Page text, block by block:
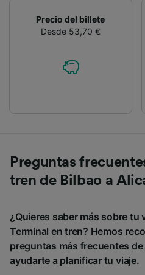
Precio del billete
Desde 53,70 €
Preguntas
tren de Bilbao a
¿Quieres saber más sobre tu
Terminal en tren? Hemos
preguntas más frecuentes
ayudarte a planificar tu viaje.